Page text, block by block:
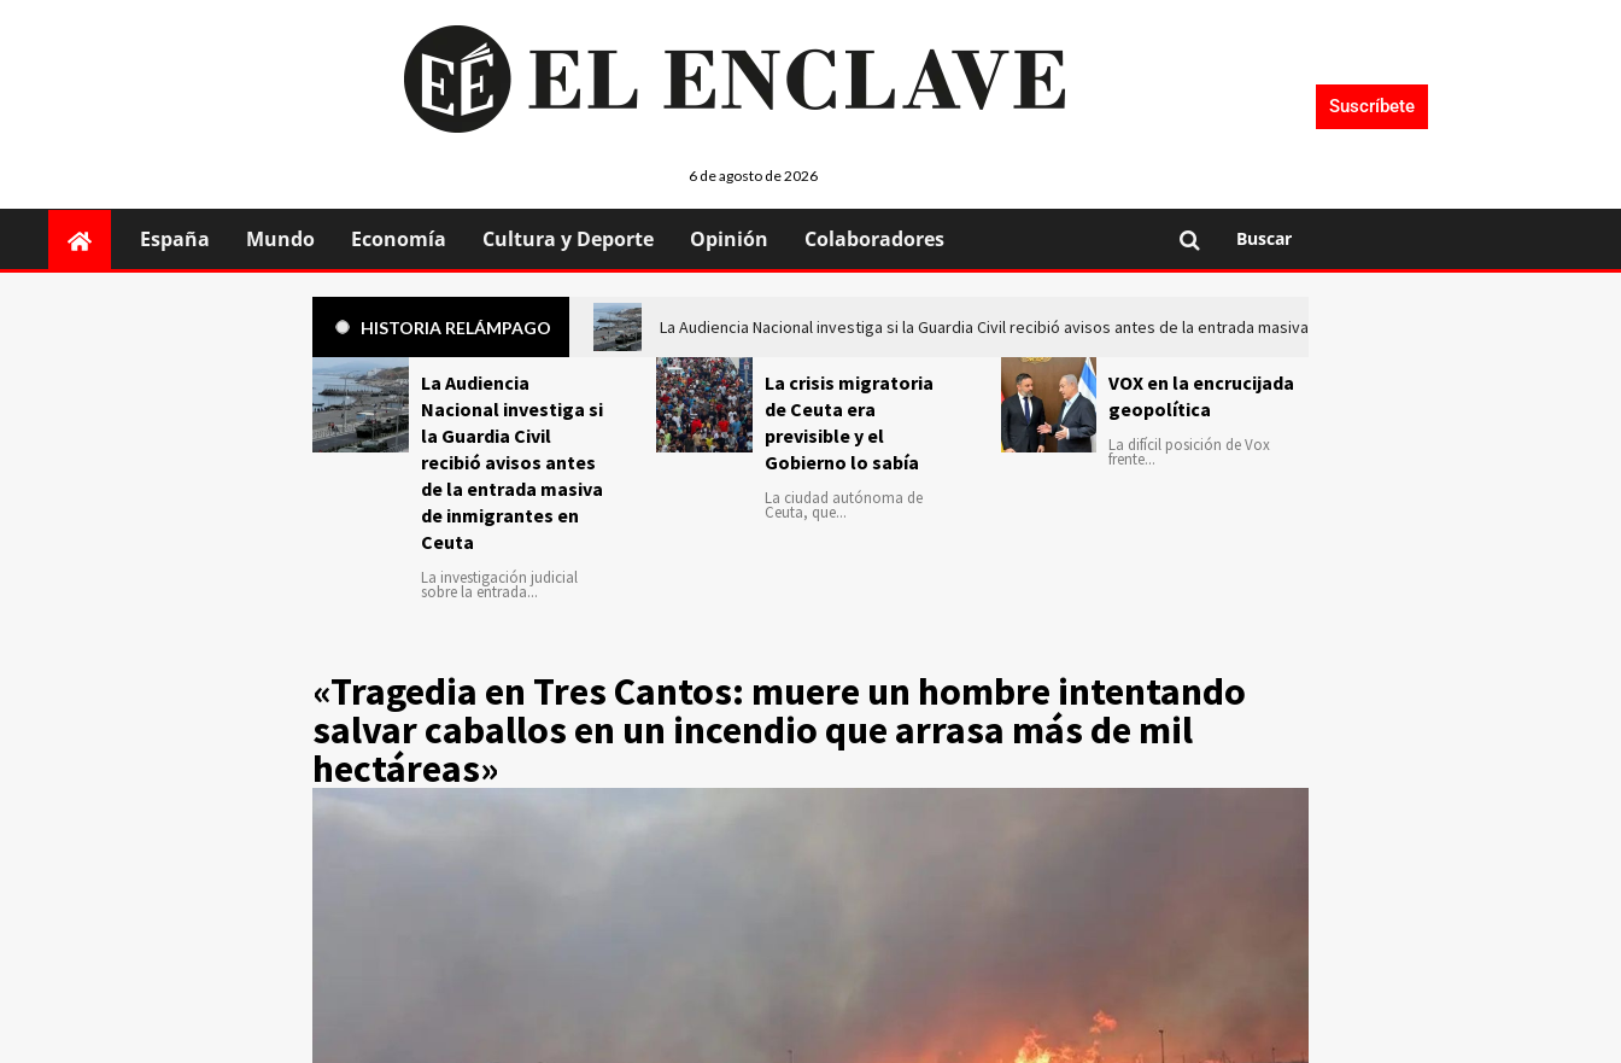
6 de agosto de 2026
Suscríbete
España Mundo Economía Cultura y Deporte Opinión Colaboradores Buscar
HISTORIA RELÁMPAGO La Audiencia Nacional investiga si la Guardia Civil recibió avisos antes de la entrada masiva de inmigrantes en Ceuta
La Audiencia
Nacional investiga si
la Guardia Civil
recibió avisos antes
de la entrada masiva
de inmigrantes en
Ceuta
La investigación judicial
sobre la entrada...
La crisis migratoria
de Ceuta era
previsible y el
Gobierno lo sabía
La ciudad autónoma de
Ceuta, que...
VOX en la encrucijada
geopolítica
La difícil posición de Vox
frente...
«Tragedia en Tres Cantos: muere un hombre intentando
salvar caballos en un incendio que arrasa más de mil
hectáreas»